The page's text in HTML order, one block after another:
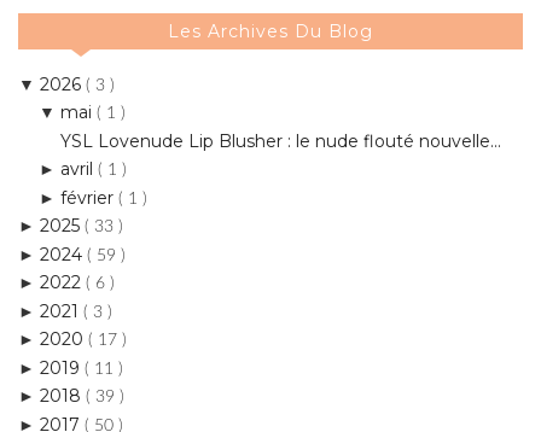
Les Archives Du Blog
▼ 2026 ( 3 )
▼ mai ( 1 )
YSL Lovenude Lip Blusher : le nude flouté nouvelle...
► avril ( 1 )
► février ( 1 )
► 2025 ( 33 )
► 2024 ( 59 )
► 2022 ( 6 )
► 2021 ( 3 )
► 2020 ( 17 )
► 2019 ( 11 )
► 2018 ( 39 )
► 2017 ( 50 )